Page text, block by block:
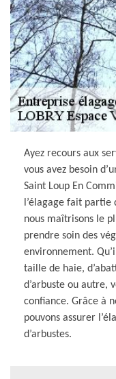
Ayez recours aux
vous avez besoin
Saint Loup En
l’élagage fait partie
nous maîtrisons le
prendre soin des
environnement.
taille de haie,
d’arbuste ou autre,
confiance. Grâce à
pouvons assurer
d’arbustes.